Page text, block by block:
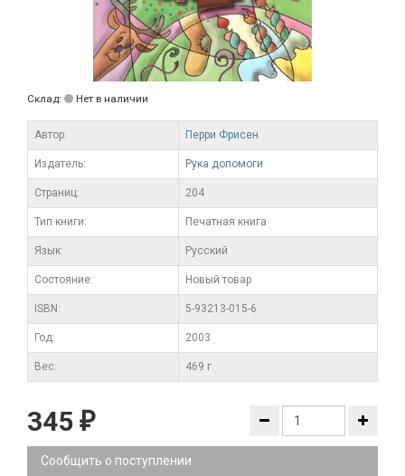
Склад: Нет в наличии
Автор: Перри Фрисен
Издатель: Рука допомоги
Cтраниц: 204
Тип книги: Печатная книга
Язык: Русский
Состояние: Новый товар
ISBN: 5-93213-015-6
Год: 2003
Вес: 469 г
345 ₽
Сообщить о поступлении